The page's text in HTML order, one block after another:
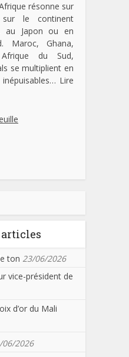
résonne sur
le continent
au Japon ou en
Maroc, Ghana,
du Sud,
se multiplient en
Lire
ton 23/06/2026
vice-président de
d’or du Mali
06/2026